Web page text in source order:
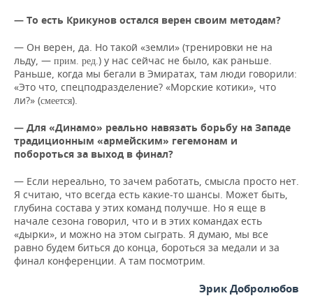
— То есть Крикунов остался верен своим методам?
— Он верен, да. Но такой «земли» (тренировки не на
льду, — прим. ред.) у нас сейчас не было, как раньше.
Раньше, когда мы бегали в Эмиратах, там люди говорили:
«Это что, спецподразделение? «Морские котики», что
ли?» (смеется).
— Для «Динамо» реально навязать борьбу на Западе
традиционным «армейским» гегемонам и
побороться за выход в финал?
— Если нереально, то зачем работать, смысла просто нет.
Я считаю, что всегда есть какие-то шансы. Может быть,
глубина состава у этих команд получше. Но я еще в
начале сезона говорил, что и в этих командах есть
«дырки», и можно на этом сыграть. Я думаю, мы все
равно будем биться до конца, бороться за медали и за
финал конференции. А там посмотрим.
Эрик Добролюбов